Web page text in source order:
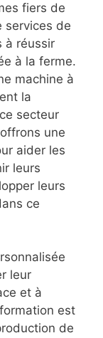
fiers de
services de
à réussir
à la ferme.
machine à
la
secteur
une
aider les
leurs
leurs
ce
leur
et à
est
de